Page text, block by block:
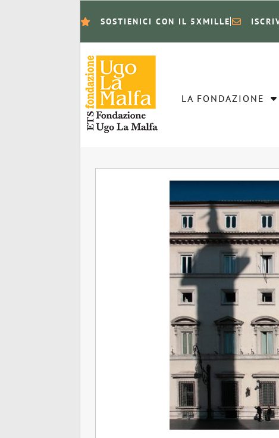
SOSTIENICI CON IL 5XMILLE
LA FONDAZIONE